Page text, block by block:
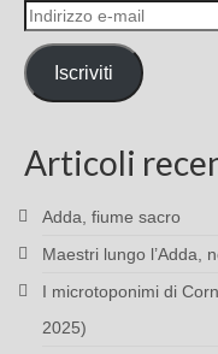
Indirizzo
e-
mail
Iscriviti
Articoli
Adda, fiume sacro
Maestri lungo l’Adda,
I microtoponimi di
2025)